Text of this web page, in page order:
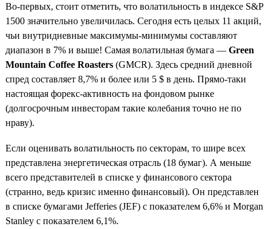
Во-первых, стоит отметить, что волатильность в индексе S&P
1500 значительно увеличилась. Сегодня есть целых 11 акций,
чьи внутридневные максимумы-минимумы составляют
диапазон в 7% и выше! Самая волатильная бумага — Green
Mountain Coffee Roasters(GMCR). Здесь средний дневной
спред составляет 8,7% и более или 5 $ в день. Прямо-таки
настоящая форекс-активность на фондовом рынке
(долгосрочным инвесторам такие колебания точно не по
нраву).
Если оценивать волатильность по секторам, то шире всех
представлена энергетическая отрасль (18 бумаг). А меньше
всего представителей в списке у финансового сектора
(странно, ведь кризис именно финансовый). Он представлен
в списке бумагами Jefferies (JEF) с показателем 6,6% и Morgan
Stanley с показателем 6,1%.